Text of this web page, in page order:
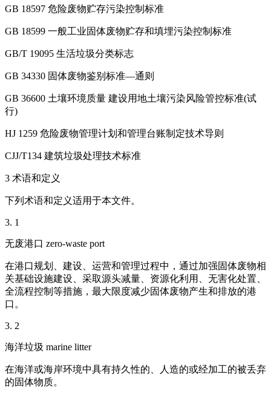
GB 18597 危险废物贮存污染控制标准
GB 18599 一般工业固体废物贮存和填埋污染控制标准
GB/T 19095 生活垃圾分类标志
GB 34330 固体废物鉴别标准—通则
GB 36600 土壤环境质量 建设用地土壤污染风险管控标准(试
行)
HJ 1259 危险废物管理计划和管理台账制定技术导则
CJJ/T134 建筑垃圾处理技术标准
3 术语和定义
下列术语和定义适用于本文件。
3. 1
无废港口 zero-waste port
在港口规划、建设、运营和管理过程中，通过加强固体废物相
关基础设施建设、采取源头减量、资源化利用、无害化处置、
全流程控制等措施，最大限度减少固体废物产生和排放的港
口。
3. 2
海洋垃圾 marine litter
在海洋或海岸环境中具有持久性的、人造的或经加工的被丢弃
的固体物质。